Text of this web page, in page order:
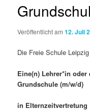
Veröffentlicht am12. Juli
Die Freie Schule
Eine(n) Lehrer*in
Grundschule (m/w/d)
in Elternzeitvertretung